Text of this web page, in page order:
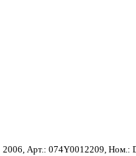
Арт.: 074Y0012209, Ном.: